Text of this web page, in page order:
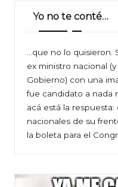
Yo no te conté…
…que no lo quisieron.
ex ministro nacional
Gobierno) con una
fue candidato a nada
acá está la
nacionales de su
la boleta para el